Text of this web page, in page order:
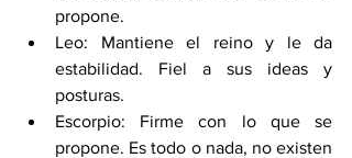
propone.
Leo: Mantiene el reino y le da
estabilidad. Fiel a sus ideas y
posturas.
Escorpio: Firme con lo que se
propone. Es todo o nada, no existen